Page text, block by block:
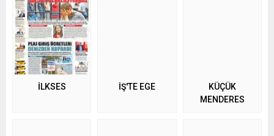
İLKSES İŞ'TE EGE
KÜÇÜK
MENDERES